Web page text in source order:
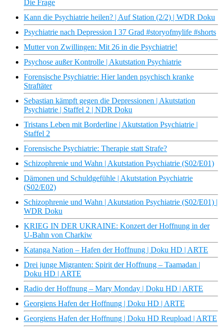
Die Frage
Kann die Psychiatrie heilen? | Auf Station (2/2) | WDR Doku
Psychiatrie nach Depression I 37 Grad #storyofmylife #shorts
Mutter von Zwillingen: Mit 26 in die Psychiatrie!
Psychose außer Kontrolle | Akutstation Psychiatrie
Forensische Psychiatrie: Hier landen psychisch kranke
Straftäter
Sebastian kämpft gegen die Depressionen | Akutstation
Psychiatrie | Staffel 2 | NDR Doku
Tristans Leben mit Borderline | Akutstation Psychiatrie |
Staffel 2
Forensische Psychiatrie: Therapie statt Strafe?
Schizophrenie und Wahn | Akutstation Psychiatrie (S02/E01)
Dämonen und Schuldgefühle | Akutstation Psychiatrie
(S02/E02)
Schizophrenie und Wahn | Akutstation Psychiatrie (S02/E01) |
WDR Doku
KRIEG IN DER UKRAINE: Konzert der Hoffnung in der
U-Bahn von Charkiw
Katanga Nation – Hafen der Hoffnung | Doku HD | ARTE
Drei junge Migranten: Spirit der Hoffnung – Taamadan |
Doku HD | ARTE
Radio der Hoffnung – Mary Monday | Doku HD | ARTE
Georgiens Hafen der Hoffnung | Doku HD | ARTE
Georgiens Hafen der Hoffnung | Doku HD Reupload | ARTE